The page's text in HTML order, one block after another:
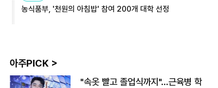
농식품부, '천원의 아침밥' 참여 200개 대학 선정
아주PICK >
"속옷 빨고 졸업식까지"…근육병 학